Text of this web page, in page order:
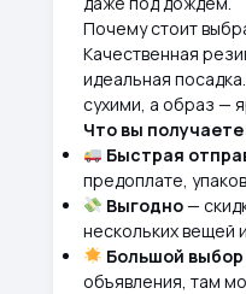
Почему стоит
Качественная
идеальная
сухими, а образ —
Что вы
Быстрая
предоплате,
Выгодно—
нескольких вещей
Большой выбор
объявления, там